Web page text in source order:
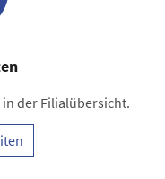
der Filialübersicht.